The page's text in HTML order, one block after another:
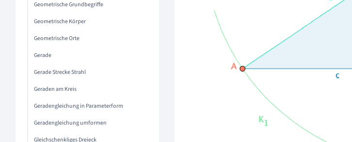
Geometrische Grundbegriffe
Geometrische Körper
Geometrische Orte
Gerade
Gerade Strecke Strahl
Geraden am Kreis
Geradengleichung in Parameterform
Geradengleichung umformen
Gleichschenkliges Dreieck